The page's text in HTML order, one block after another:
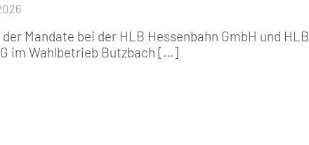
der Mandate bei der HLB Hessenbahn GmbH und HLB
im Wahlbetrieb Butzbach [...]